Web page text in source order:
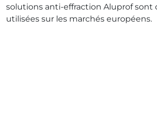
solutions anti-effraction Aluprof sont
utilisées sur les marchés européens.